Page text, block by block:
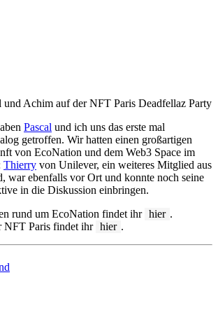
und Achim auf der NFT Paris Deadfellaz Party
Pascal und ich uns das erste mal
getroffen. Wir hatten einen großartigen
von EcoNation und dem Web3 Space im
Thierry von Unilever, ein weiteres Mitglied aus
war ebenfalls vor Ort und konnte noch seine
in die Diskussion einbringen.
rund um EcoNation findet ihr hier .
NFT Paris findet ihr hier .